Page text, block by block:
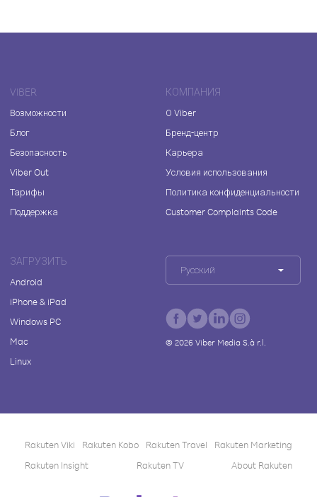
VIBER
Возможности
Блог
Безопасность
Viber Out
Тарифы
Поддержка
КОМПАНИЯ
О Viber
Бренд-центр
Карьера
Условия использования
Политика конфиденциальности
Customer Complaints Code
ЗАГРУЗИТЬ
Android
iPhone & iPad
Windows PC
Mac
Linux
Русский
© 2026Viber Media S.à r.l.
Rakuten Viki Rakuten Kobo Rakuten Travel
Rakuten Marketing
Rakuten Insight
Rakuten TV About Rakuten